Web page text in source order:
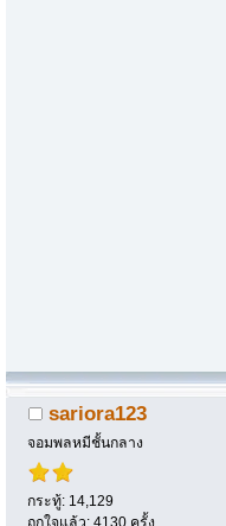
sariora123
จอมพลหมีชั้นกลาง
กระทู้: 14,129